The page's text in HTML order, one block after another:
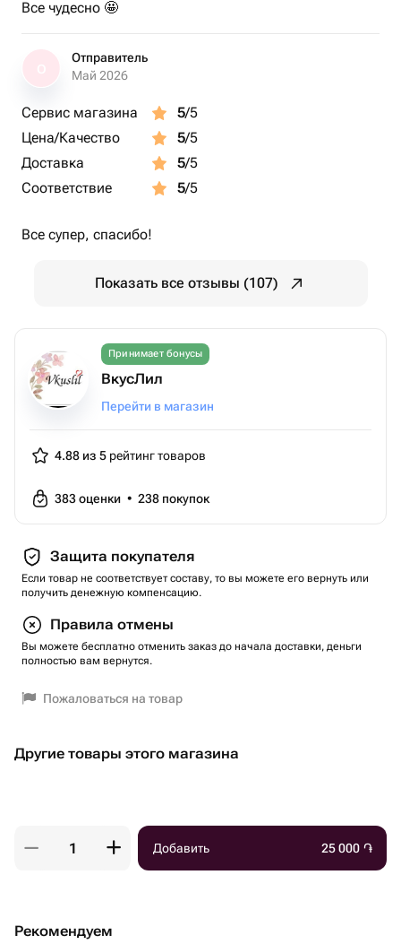
Все чудесно 🤩
Отправитель
Май 2026
Сервис магазина 5/5
Цена/Качество
5/5
Доставка
5/5
Соответствие
5/5
Все супер, спасибо!
Показать все отзывы (107)
Принимает бонусы
ВкусЛил
Перейти в магазин
4.88 из 5 рейтинг товаров
383оценки • 238 покупок
Защита покупателя
Если товар не соответствует составу, то вы можете его вернуть или
получить денежную компенсацию.
Правила отмены
Вы можете бесплатно отменить заказ до начала доставки, деньги
полностью вам вернутся.
Пожаловаться на товар
Другие товары этого магазина
Добавить 25 000 ֏
Рекомендуем